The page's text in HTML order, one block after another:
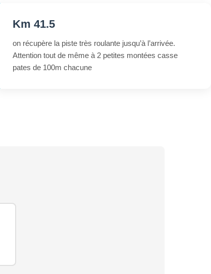
Km 41.5
on récupère la piste très roulante jusqu’à l’arrivée.
Attention tout de même à 2 petites montées casse
pates de 100m chacune